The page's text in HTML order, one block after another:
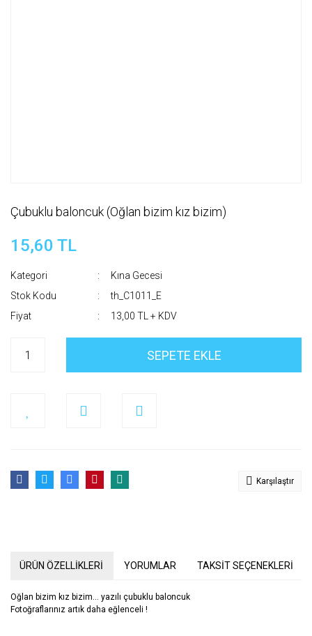
Çubuklu baloncuk (Oğlan bizim kız bizim)
15,60 TL
Kategori
Kına Gecesi
Stok Kodu
th_C1011_E
Fiyat
13,00 TL + KDV
SEPETE EKLE
Karşılaştır
ÜRÜN ÖZELLİKLERİ YORUMLAR TAKSİT SEÇENEKLERİ
Oğlan bizim kız bizim... yazılı çubuklu baloncuk
Fotoğraflarınız artık daha eğlenceli !